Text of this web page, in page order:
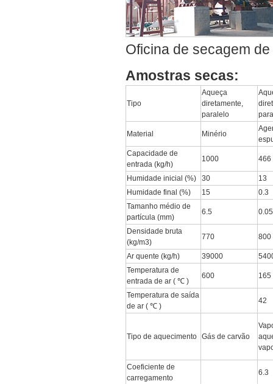
Oficina de secagem
Amostras secas:
Tipo
Aqueça
diretamente,
paralelo
Material Minério
Capacidade de
entrada (kg/h)
1000 466
Humidade inicial (%) 30
13
Humidade final (%)
15
0.3
Tamanho médio de
partícula (mm)
6.5 0.05
Densidade bruta
(kg/m3)
770 800
Ar quente (kg/h) 39000
Temperatura de
entrada de ar ( ℃ )
600 165
Temperatura de saída
de ar ( ℃ )
42
Tipo de aquecimento Gás de carvão
Coeficiente de
carregamento
6.3